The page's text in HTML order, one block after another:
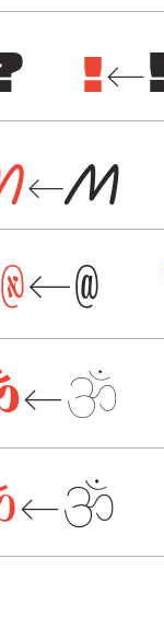
!←
←M
@←@
←ॐ
←ॐ